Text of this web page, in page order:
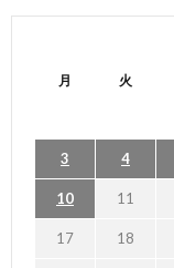
月 火
3 4
10 11
17 18